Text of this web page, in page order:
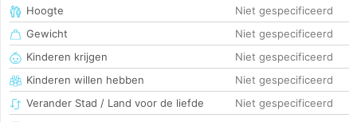
Hoogte
Niet gespecificeerd
Gewicht
Niet gespecificeerd
Kinderen krijgen
Niet gespecificeerd
Kinderen willen hebben
Niet gespecificeerd
Verander Stad / Land voor de liefde
Niet gespecificeerd